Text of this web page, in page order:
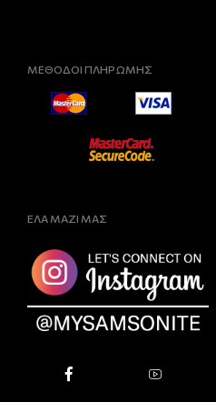
ΜΕΘΟΔΟΙ ΠΛΗΡΩΜΗΣ
ΕΛΑ ΜΑΖΙ ΜΑΣ